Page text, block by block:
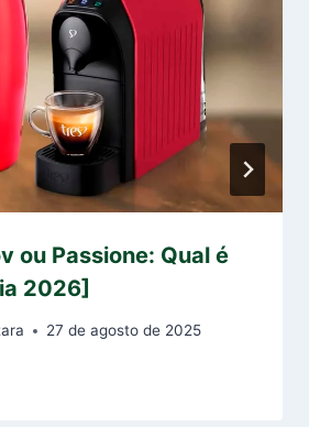
ou Passione: Qual é
2026]
27 de agosto de 2025